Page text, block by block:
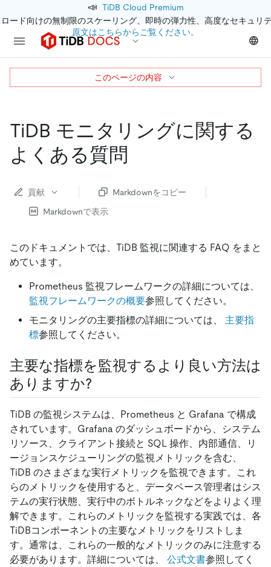
📣 TiDB Cloud Premium
ード向けの無制限のスケーリング、即時の弾力性、高度なセキュリ
原文はこちらからご覧ください。
TiDB モニタリングに関する
よくある質問
貢献
Markdownをコピー
Markdownで表示
このドキュメントでは、TiDB 監視に関連する FAQ をまと
めています。
Prometheus 監視フレームワークの詳細については、
監視フレームワークの概要参照してください。
モニタリングの主要指標の詳細については、 主要指
標参照してください。
主要な指標を監視するより良い方法は
ありますか?
TiDB の監視システムは、Prometheus と Grafana で構成
されています。Grafana のダッシュボードから、システム
リソース、クライアント接続と SQL 操作、内部通信、リ
ージョンスケジューリングの監視メトリックを含む、
TiDB のさまざまな実行メトリックを監視できます。これ
らのメトリックを使用すると、データベース管理者はシス
テムの実行状態、実行中のボトルネックなどをよりよく理
解できます。これらのメトリックを監視する実践では、各
TiDBコンポーネントの主要なメトリックをリストしま
す。通常は、これらの一般的なメトリックのみに注意する
必要があります。詳細については、 公式文書参照してく
このページの内容